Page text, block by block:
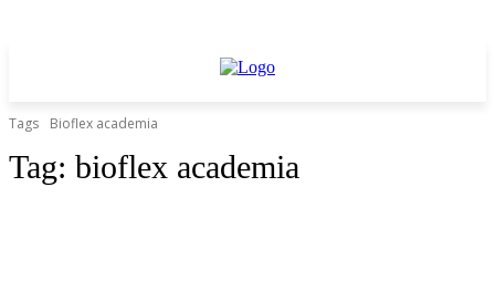
Tags Bioflex academia
Tag: bioflex academia